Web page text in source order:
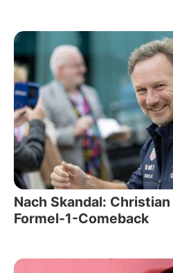
Nach Skandal:
Formel-1-Comeback